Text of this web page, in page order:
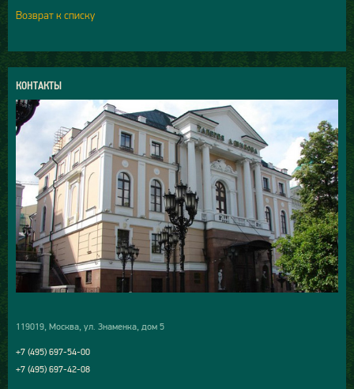
Возврат к списку
КОНТАКТЫ
119019, Москва, ул. Знаменка, дом 5
+7 (495) 697-54-00
+7 (495) 697-42-08